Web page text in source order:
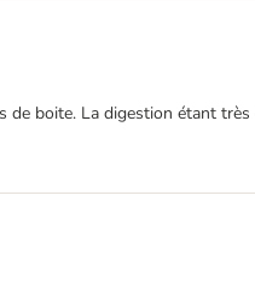
boite. La digestion étant